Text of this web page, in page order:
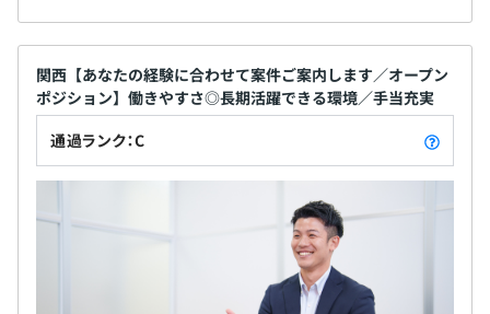
関西【あなたの経験に合わせて案件ご案内します／オープン
ポジション】働きやすさ◎長期活躍できる環境／手当充実
通過ランク：C